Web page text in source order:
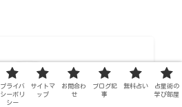
プライバ
シーポリ
シー
サイトマ
ップ
お問合わ
せ
ブログ記
事
無料占い
占星術の
学び部屋